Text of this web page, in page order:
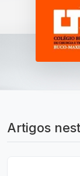
Artigos